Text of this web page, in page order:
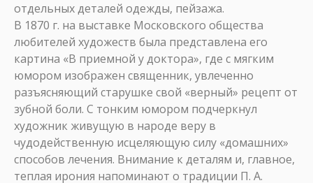
отдельных деталей одежды, пейзажа.
В 1870 г. на выставке Московского общества
любителей художеств была представлена его
картина «В приемной у доктора», где с мягким
юмором изображен священник, увлеченно
разъясняющий старушке свой «верный» рецепт от
зубной боли. С тонким юмором подчеркнул
художник живущую в народе веру в
чудодейственную исцеляющую силу «домашних»
способов лечения. Внимание к деталям и, главное,
теплая ирония напоминают о традиции П. А.